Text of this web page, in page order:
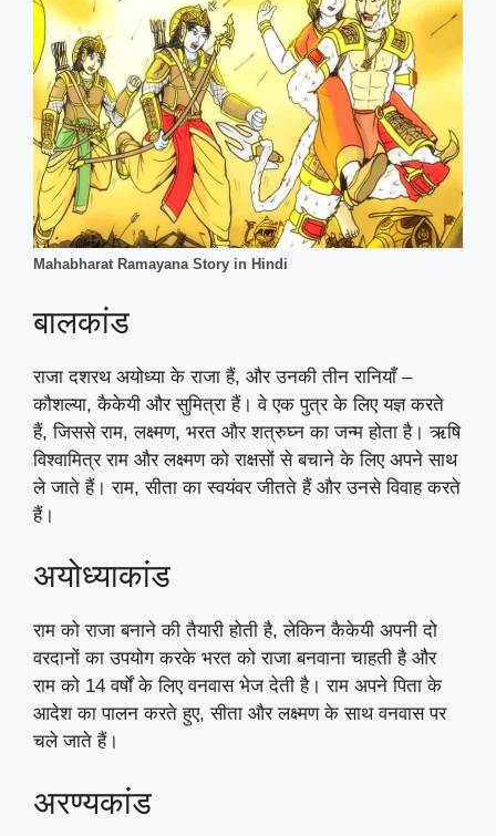
Mahabharat Ramayana Story in Hindi
बालकांड
राजा दशरथ अयोध्या के राजा हैं, और उनकी तीन रानियाँ –
कौशल्या, कैकेयी और सुमित्रा हैं। वे एक पुत्र के लिए यज्ञ करते
हैं, जिससे राम, लक्ष्मण, भरत और शत्रुघ्न का जन्म होता है। ऋषि
विश्वामित्र राम और लक्ष्मण को राक्षसों से बचाने के लिए अपने साथ
ले जाते हैं। राम, सीता का स्वयंवर जीतते हैं और उनसे विवाह करते
हैं।
अयोध्याकांड
राम को राजा बनाने की तैयारी होती है, लेकिन कैकेयी अपनी दो
वरदानों का उपयोग करके भरत को राजा बनवाना चाहती है और
राम को 14 वर्षों के लिए वनवास भेज देती है। राम अपने पिता के
आदेश का पालन करते हुए, सीता और लक्ष्मण के साथ वनवास पर
चले जाते हैं।
अरण्यकांड